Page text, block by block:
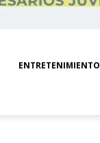
ENTRETENIMIENTO